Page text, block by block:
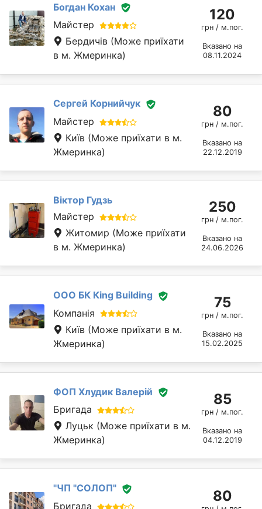
Богдан Кохан
Майстер
Бердичів (Може приїхати
в м. Жмеринка)
120
грн / м.пог.
Вказано на
08.11.2024
Сергей Корнийчук
Майстер
Київ (Може приїхати в м.
Жмеринка)
80
грн / м.пог.
Вказано на
22.12.2019
Віктор Гудзь
Майстер
Житомир (Може приїхати
в м. Жмеринка)
250
грн / м.пог.
Вказано на
24.06.2026
ООО БК Кing Building
Компанія
Київ (Може приїхати в м.
Жмеринка)
75
грн / м.пог.
Вказано на
15.02.2025
ФОП Хлудик Валерій
Бригада
Луцьк (Може приїхати в м.
Жмеринка)
85
грн / м.пог.
Вказано на
04.12.2019
"ЧП "СОЛОП"
Бригада
80